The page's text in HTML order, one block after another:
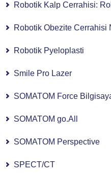
Robotik Kalp Cerrahisi:
Robotik Obezite Cerrahisi
Robotik Pyeloplasti
Smile Pro Lazer
SOMATOM Force
SOMATOM go.All
SOMATOM Perspective
SPECT/CT